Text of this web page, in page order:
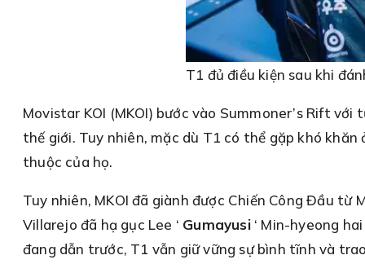
T1 đủ điều kiện sau khi
Movistar KOI (MKOI) bước vào Summoner’s Rift
thế giới. Tuy nhiên, mặc dù T1 có thể gặp khó
thuộc của họ.
Tuy nhiên, MKOI đã giành được Chiến Công Đầu từ
Villarejo đã hạ gục Lee ‘ Gumayusi‘ Min-hyeong
đang dẫn trước, T1 vẫn giữ vững sự bình tĩnh và